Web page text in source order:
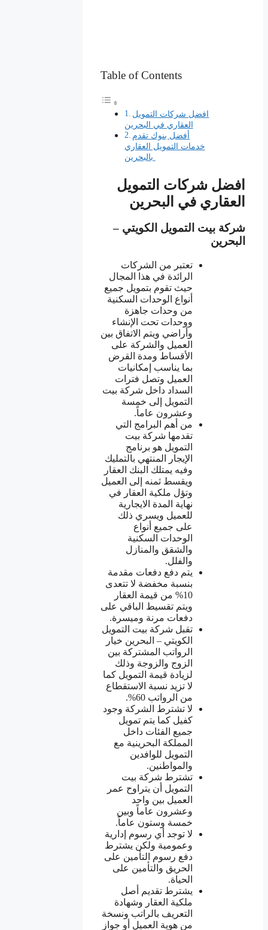
Table of Contents
افضل شركات التمويل
العقاري في البحرين
أفضل بنوك تقدم
خدمات التمويل العقاري
افضل شركات التمويل
العقاري في البحرين
شركة بيت التمويل الكويتي –
البحرين
تعتبر من الشركات
الرائدة في هذا المجال
حيث تقوم بتمويل جميع
أنواع الوحدات السكنية
من وحدات جاهزة
ووحدات تحت الإنشاء
وأراضي ويتم الاتفاق بين
العميل والشركة على
الأقساط ومدة القرض
بما يناسب إمكانيات
العميل وتصل فترات
السداد داخل شركة بيت
التمويل إلى خمسة
وعشرون عاماً.
من أهم البرامج التي
تقدمها شركة بيت
التمويل هو برنامج
الإيجار المنتهي بالتمليك
وفيه يمتلك البنك العقار
ويقسط ثمنه إلى العميل
وتؤل ملكية العقار في
نهاية المدة الايجارية
للعميل ويسري ذلك
على جميع أنواع
الوحدات السكنية
والشقق والمنازل
والفلل.
يتم دفع دفعات مقدمة
بنسبة مخفضة لا تتعدى
10% من قيمة العقار
ويتم تقسيط الباقي على
دفعات مرنة وميسرة.
تقبل شركة بيت التمويل
الكويتي – البحرين خيار
الرواتب المشتركة بين
الزوج والزوجة وذلك
لزيادة قيمة التمويل كما
لا تزيد نسبة الاستقطاع
من الرواتب 60%.
لا تشترط الشركة وجود
كفيل كما يتم تمويل
جميع الفئات داخل
المملكة البحرينية مع
التمويل للوافدين
والمواطنين.
تشترط شركة بيت
التمويل أن يتراوح عمر
العميل بين واحد
وعشرون عاماً وبين
خمسة وستون عاماً.
لا توجد أي رسوم إدارية
وعمومية ولكن يشترط
دفع رسوم التأمين على
الحريق والتأمين على
الحياة.
يشترط تقديم أصل
ملكية العقار وشهادة
التعريف بالراتب ونسخة
من هوية العميل أو جواز